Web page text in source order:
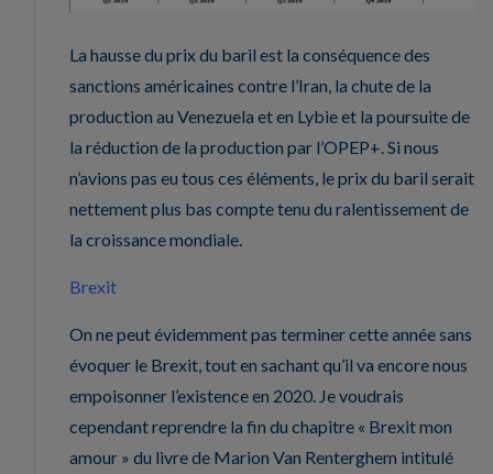
La hausse du prix du baril est la conséquence des
sanctions américaines contre l’Iran, la chute de la
production au Venezuela et en Lybie et la poursuite de
la réduction de la production par l’OPEP+. Si nous
n’avions pas eu tous ces éléments, le prix du baril serait
nettement plus bas compte tenu du ralentissement de
la croissance mondiale.
Brexit
On ne peut évidemment pas terminer cette année sans
évoquer le Brexit, tout en sachant qu’il va encore nous
empoisonner l’existence en 2020. Je voudrais
cependant reprendre la fin du chapitre « Brexit mon
amour » du livre de Marion Van Renterghem intitulé